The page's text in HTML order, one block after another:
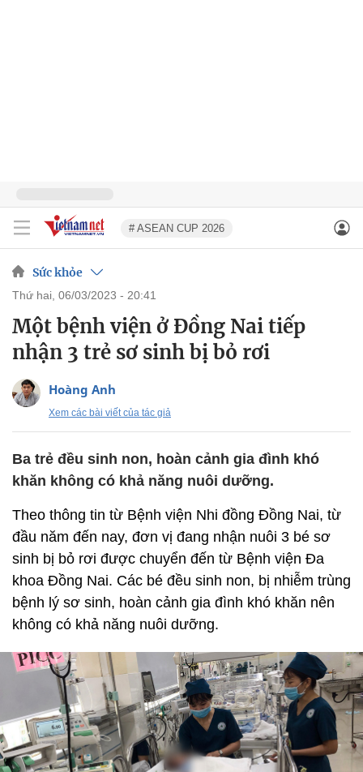
# ASEAN CUP 2026
Sức khỏe
thứ hai, 06/03/2023 - 20:41
Một bệnh viện ở Đồng Nai tiếp
nhận 3 trẻ sơ sinh bị bỏ rơi
Hoàng Anh
Xem các bài viết của tác giả
Ba trẻ đều sinh non, hoàn cảnh gia đình khó
khăn không có khả năng nuôi dưỡng.
Theo thông tin từ Bệnh viện Nhi đồng Đồng Nai, từ
đầu năm đến nay, đơn vị đang nhận nuôi 3 bé sơ
sinh bị bỏ rơi được chuyển đến từ Bệnh viện Đa
khoa Đồng Nai. Các bé đều sinh non, bị nhiễm trùng
bệnh lý sơ sinh, hoàn cảnh gia đình khó khăn nên
không có khả năng nuôi dưỡng.